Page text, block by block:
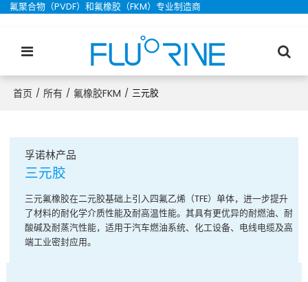
氟聚合物（PVDF）和氟橡胶（FKM）专业制造商
首页 / 所有 / 氟橡胶FKM / 三元胶
孚诺林产品
三元胶
三元氟橡胶在二元胶基础上引入四氟乙烯（TFE）单体，进一步提升
了材料的耐化学介质性能及耐高温性能。其具有更优异的耐燃油、耐
酸碱及耐蒸汽性能，适用于汽车燃油系统、化工设备、电线电缆及高
端工业密封应用。